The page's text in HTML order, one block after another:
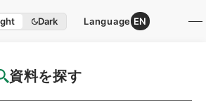
Dark Language EN
資料を探す国立公文書館HP利用案内